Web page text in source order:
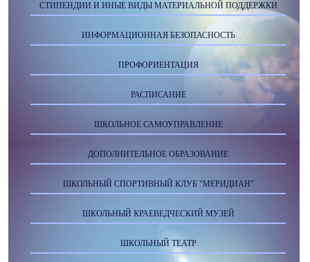
СТИПЕНДИИ И ИНЫЕ ВИДЫ МАТЕРИАЛЬНОЙ ПОДДЕРЖКИ
ИНФОРМАЦИОННАЯ БЕЗОПАСНОСТЬ
ПРОФОРИЕНТАЦИЯ
РАСПИСАНИЕ
ШКОЛЬНОЕ САМОУПРАВЛЕНИЕ
ДОПОЛНИТЕЛЬНОЕ ОБРАЗОВАНИЕ
ШКОЛЬНЫЙ СПОРТИВНЫЙ КЛУБ "МЕРИДИАН"
ШКОЛЬНЫЙ КРАЕВЕДЧЕСКИЙ МУЗЕЙ
ШКОЛЬНЫЙ ТЕАТР